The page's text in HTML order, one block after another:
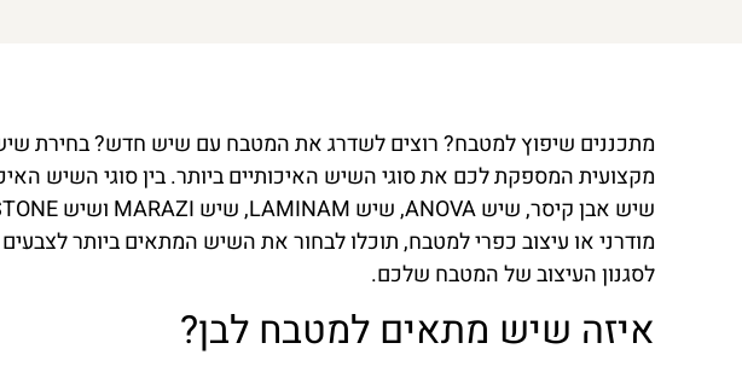
מתכננים שיפוץ למטבח? רוצים לשדרג את המטבח עם שיש חדש? בחירת
מקצועית המספקת לכם את סוגי השיש האיכותיים ביותר. בין סוגי השיש
מודרני או עיצוב כפרי למטבח, תוכלו לבחור את השיש המתאים ביותר
לסגנון העיצוב של המטבח שלכם.
איזה שיש מתאים למטבח לבן?